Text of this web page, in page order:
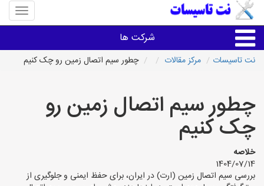
منوی
سایت
شرکت ها
خدمات تاسیسات ساختمان
تاسیساتی های شهرها
نت تاسیسات مرکز مقالات چطور سیم اتصال زمین رو چک کنیم
چطور سیم اتصال زمین رو
چک کنیم
خلاصه
1404/07/14
بررسی سیم اتصال زمین (ارت) در ایران، برای حفظ ایمنی و جلوگیری از